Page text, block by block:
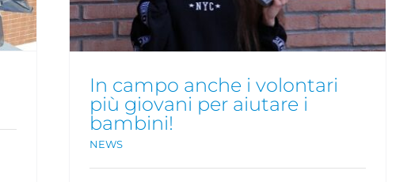
In campo anche i volontari
più giovani per aiutare i
bambini!
NEWS